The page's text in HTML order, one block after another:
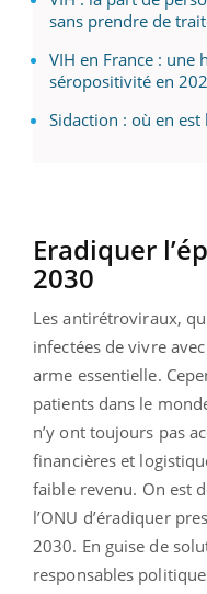
sans prendre de
VIH en France : une
séropositivité en
Sidaction : où en est
Eradiquer
2030
Les antirétroviraux,
infectées de vivre
arme essentielle.
patients dans le
n’y ont toujours pas
financières et
faible revenu. On est
l’ONU d’éradiquer
2030. En guise de
responsables